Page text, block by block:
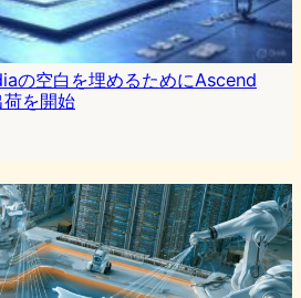
の空白を埋めるためにAscend
を開始